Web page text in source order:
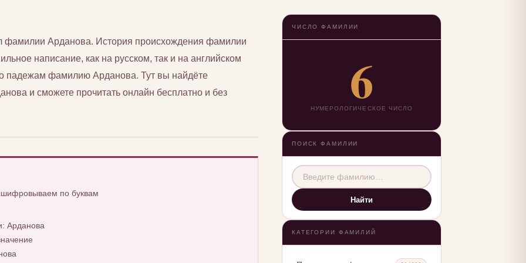
фамилии Арданова. История происхождения фамилии
написание, как на русском, так и на английском
падежам фамилию Арданова. Тут вы найдёте
и сможете прочитать онлайн бесплатно и без
по буквам
Арданова
ЧИСЛО ФАМИЛИИ
6
НУМЕРОЛОГИЧЕСКОЕ ЧИСЛО
ПОИСК ФАМИЛИИ
Найти
КАТЕГОРИИ ФАМИЛИЙ